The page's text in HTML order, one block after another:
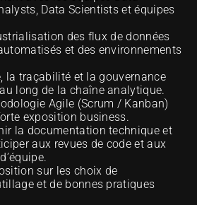
Data Scientists et équipes
des flux de données
et des environnements
la traçabilité et la gouvernance
long de la chaîne analytique.
Agile (Scrum / Kanban)
exposition business.
la documentation technique et
aux revues de code et aux
sur les choix de
et de bonnes pratiques